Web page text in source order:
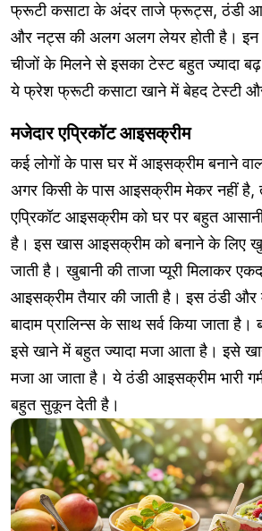
फ्रूटी कसाटा के अंदर ताजे फ्रूट्स, ठंडी
और नट्स की अलग अलग लेयर होती है। इन
चीजों के मिलने से इसका टेस्ट बहुत ज्यादा
ये फ्रेश फ्रूटी कसाटा खाने में बेहद टेस्टी
मजेदार एप्रिकॉट आइसक्रीम
कई लोगों के पास घर में आइसक्रीम बनाने
अगर किसी के पास आइसक्रीम मेकर नहीं है,
एप्रिकॉट आइसक्रीम को घर पर बहुत
है। इस खास आइसक्रीम को बनाने के लिए
जाती है। खुबानी की ताजा प्यूरी मिलाकर
आइसक्रीम तैयार की जाती है। इस ठंडी और
बादाम प्रालिन्स के साथ सर्व किया जाता है।
इसे खाने में बहुत ज्यादा मजा आता है। इसे
मजा आ जाता है। ये ठंडी आइसक्रीम भारी
बहुत सुकून देती है।